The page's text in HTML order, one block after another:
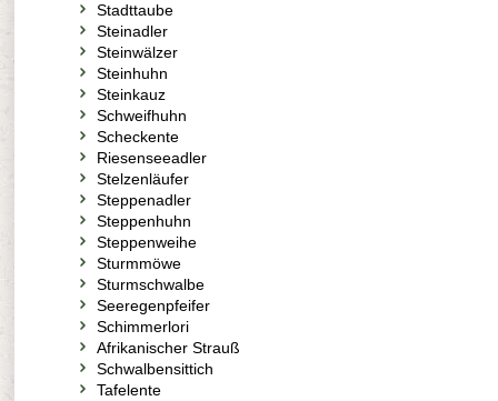
Stadttaube
Steinadler
Steinwälzer
Steinhuhn
Steinkauz
Schweifhuhn
Scheckente
Riesenseeadler
Stelzenläufer
Steppenadler
Steppenhuhn
Steppenweihe
Sturmmöwe
Sturmschwalbe
Seeregenpfeifer
Schimmerlori
Afrikanischer Strauß
Schwalbensittich
Tafelente